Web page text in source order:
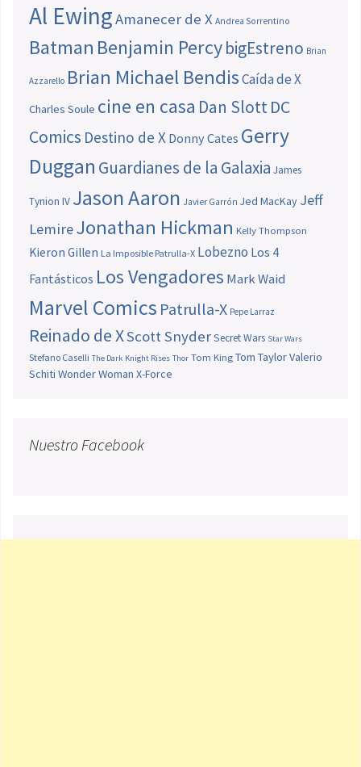
Al EwingAmanecer de X Andrea Sorrentino
Batman Benjamin PercybigEstreno Brian
Azzarello Brian Michael BendisCaída de X
Charles Soule cine en casa Dan SlottDC
Comics Destino de X Donny Cates Gerry
Duggan Guardianes de la Galaxia James
Tynion IV Jason Aaron Javier Garrón Jed MacKay Jeff
LemireJonathan Hickman Kelly Thompson
Kieron Gillen La Imposible Patrulla-X Lobezno Los 4
Fantásticos Los Vengadores Mark Waid
Marvel Comics Patrulla-X Pepe Larraz
Reinado de XScott SnyderSecret Wars Star Wars
Stefano Caselli The Dark Knight Rises Thor Tom King Tom TaylorValerio
Schiti Wonder Woman X-Force
Nuestro Facebook